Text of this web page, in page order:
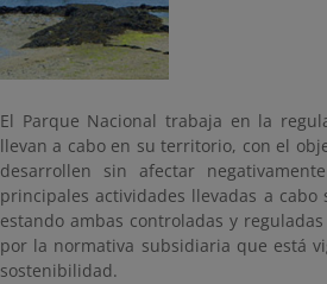
El Parque Nacional trabaja en la
llevan a cabo en su territorio, con el
desarrollen sin afectar
principales actividades llevadas a
estando ambas controladas y
por la normativa subsidiaria que está
sostenibilidad.